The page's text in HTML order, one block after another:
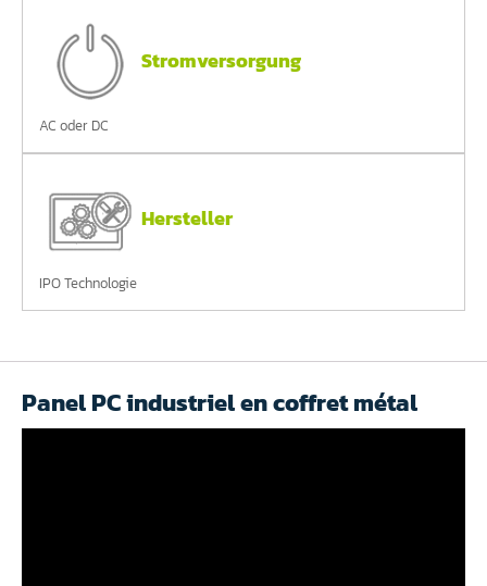
Stromversorgung
AC oder DC
Hersteller
IPO Technologie
Panel PC industriel en coffret métal